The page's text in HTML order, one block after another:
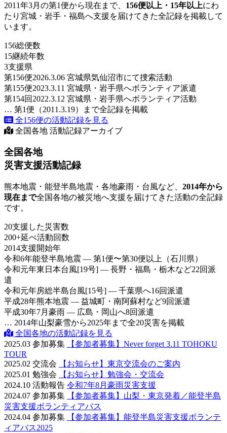
2011年3月の第1便から現在まで、 156便以上・15年以上にわ
たり宮城・岩手・福島へ支援を届けてきた全記録を掲載して
います。
156総便数
15継続年数
3支援県
第156便2026.3.06 宮城県気仙沼市にて捜索活動
第155便2023.3.11 宮城県・岩手県へボランティア派遣
第154回 2022.3.12 宮城県・岩手県へボランティア活動
… 第1便（2011.3.19）まで全記録を掲載
全156便の活動記録を見る
全国各地 活動記録アーカイブ
全国各地
災害支援活動記録
熊本地震・能登半島地震・各地豪雨・台風など、 2014年から
現在まで全国各地の被災地へ支援を届けてきた活動の全記録
です。
20支援した災害数
200+延べ活動回数
2014支援開始年
令和6年能登半島地震 — 第1便〜第30便以上（石川県）
令和元年東日本台風[19号] — 長野・福島・栃木など22回派
遣
令和元年房総半島台風[15号] — 千葉県へ16回派遣
平成28年熊本地震 — 益城町・南阿蘇村など9回派遣
平成30年7月豪雨 — 広島・岡山へ8回派遣
… 2014年山梨豪雪から2025年まで全20災害を掲載
全国各地の活動記録を見る
2025.03 参加募集
【参加者募集】Never forget 3.11 TOHOKU
TOUR
2025.02 交流会
【お知らせ】東京交流会のご案内
2025.01 勉強会
【お知らせ】勉強会・交流会
2024.10 活動報告 令和7年8月豪雨災害支援
2024.07 参加募集
【参加者募集】山梨・東京発着／能登半島
災害支援ボランティアバス
2024.04 参加募集
【参加者募集】能登半島災害支援ボランテ
ィアバス2025